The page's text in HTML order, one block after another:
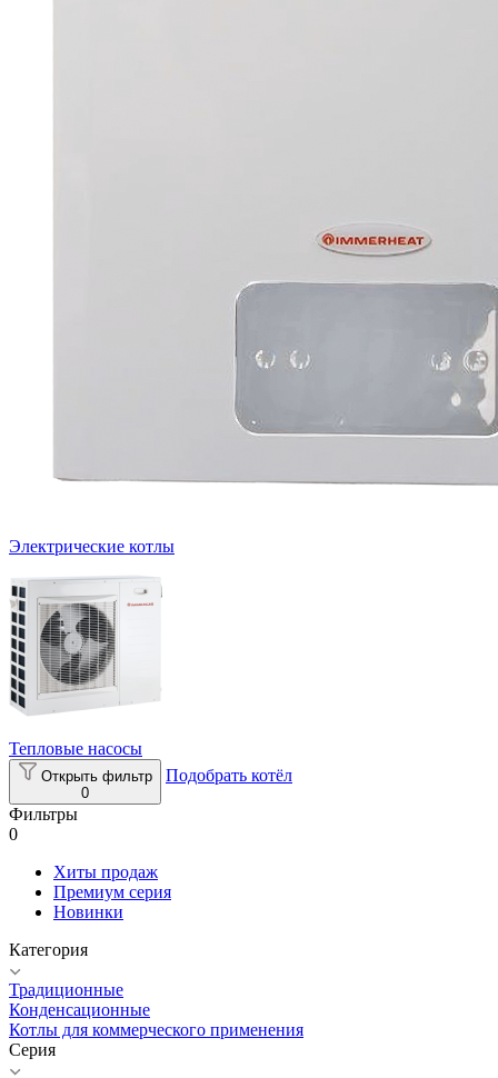
Электрические котлы
Тепловые насосы
Открыть фильтр
0
Подобрать котёл
Фильтры
0
Хиты продаж
Премиум серия
Новинки
Категория
Традиционные
Конденсационные
Котлы для коммерческого применения
Серия